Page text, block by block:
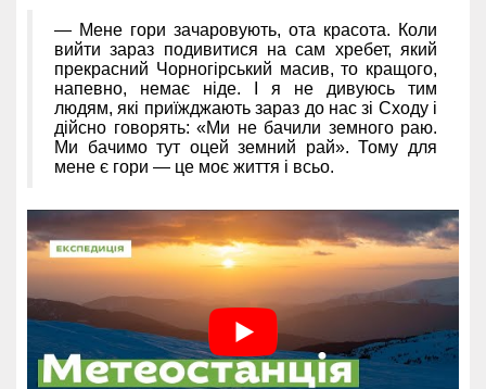
— Мене гори зачаровують, ота красота. Коли
вийти зараз подивитися на сам хребет, який
прекрасний Чорногірський масив, то кращого,
напевно, немає ніде. І я не дивуюсь тим
людям, які приїжджають зараз до нас зі Сходу і
дійсно говорять: «Ми не бачили земного раю.
Ми бачимо тут оцей земний рай». Тому для
мене є гори — це моє життя і всьо.